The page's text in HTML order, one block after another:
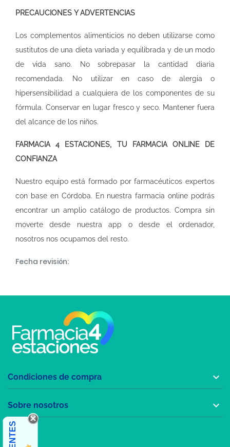
PRECAUCIONES Y ADVERTENCIAS
Los complementos alimenticios no deben utilizarse como
sustitutos de una dieta variada y equilibrada y de un modo
de vida sano. No sobrepasar la cantidad diaria
recomendada. No utilizar en caso de alergia o
hipersensibilidad a cualquiera de los componentes de su
fórmula. Conservar en lugar fresco y seco. Mantener fuera
del alcance de los niños.
FARMACIA 4 ESTACIONES, TU FARMACIA ONLINE DE
CONFIANZA
Nuestro equipo está formado por farmacéuticos expertos
con base en Córdoba. En nuestrafarmacia online podrás
encontrar un amplio catálogo de productos. Compra sin
moverte desde nuestra app o desde el ordenador,
nosotros nos ocupamos del resto.
Fecha revisión:
Condiciones de compra 
Sobre nosotros 